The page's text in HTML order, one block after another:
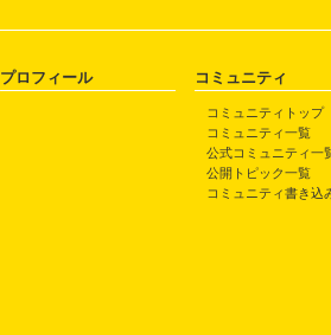
プロフィール コミュニティ
コミュニティトップ
コミュニティ一覧
公式コミュニティ一
公開トピック一覧
コミュニティ書き込